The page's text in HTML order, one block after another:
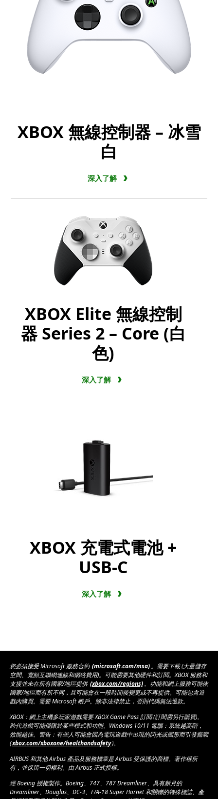
XBOX 無線控制器 – 冰雪
白
深入了解
XBOX Elite 無線控制
器 Series 2 – Core (白
色)
深入了解
XBOX 充電式電池 +
USB-C
深入了解
您必須接受 Microsoft 服務合約 (microsoft.com/msa)。需要下載 (大量儲存
空間、寬頻互聯網連線和網絡費用)。可能需要其他硬件和訂閱。XBOX 服務和
支援並未在所有國家/地區提供 (xbox.com/regions)。功能和網上服務可能依
國家/地區而有所不同，且可能會在一段時間後變更或不再提供。可能包含遊
戲內購買。需要 Microsoft 帳戶。除非法律禁止，否則代碼無法退款。
XBOX：網上主機多玩家遊戲需要 XBOX Game Pass 訂閱 (訂閱需另行購買)。
跨代遊戲可能僅限於某些模式和功能。Windows 10/11 電腦：系統越高階，
效能越佳。警告：有些人可能會因為電玩遊戲中出現的閃光或圖形而引發癲癇
(xbox.com/xboxone/healthandsafety)。
AIRBUS 和其他 Airbus 產品及服務標章是 Airbus 受保護的商標。著作權所
有，並保留一切權利。由 Airbus 正式授權。
經 Boeing 授權製作。Boeing、747、787 Dreamliner、具有新月的
Dreamliner、Douglas、DC-3、F/A-18 Super Hornet 和關聯的特殊標誌、產